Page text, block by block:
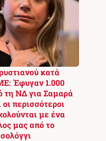
κατά
Έφυγαν 1.000
τη ΝΔ για Σαμαρά
οι περισσότεροι
με ένα
μας από το